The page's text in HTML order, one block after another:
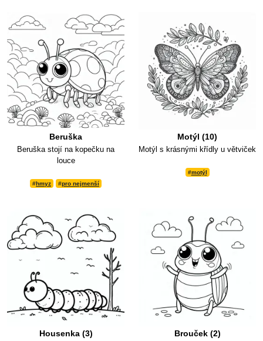
Beruška
Beruška stojí na kopečku na
louce
#hmyz #pro nejmenší
Motýl (10)
Motýl s krásnými křídly u větviček
#motýl
Housenka (3) Brouček (2)